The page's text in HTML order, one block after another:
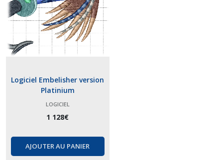
Logiciel Embelisher version
Platinium
LOGICIEL
1 128€
AJOUTER AU PANIER